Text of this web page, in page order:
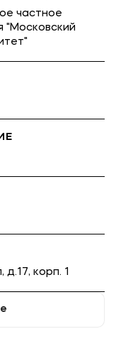
частное
"Московский
д.17, корп. 1